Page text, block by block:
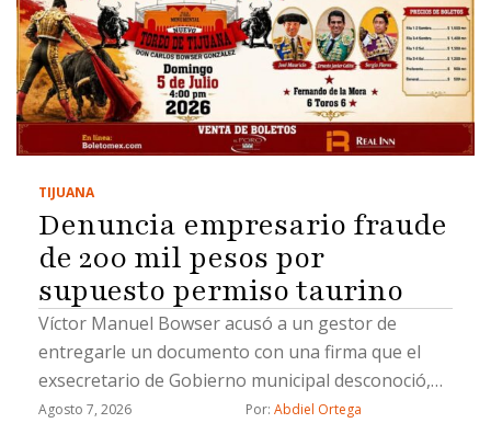
TIJUANA
Denuncia empresario fraude
de 200 mil pesos por
supuesto permiso taurino
Víctor Manuel Bowser acusó a un gestor de
entregarle un documento con una firma que el
exsecretario de Gobierno municipal desconoció,
además señala a dos ex funcionarios: Miguel
Agosto 7, 2026 Por: Abdiel Ortega